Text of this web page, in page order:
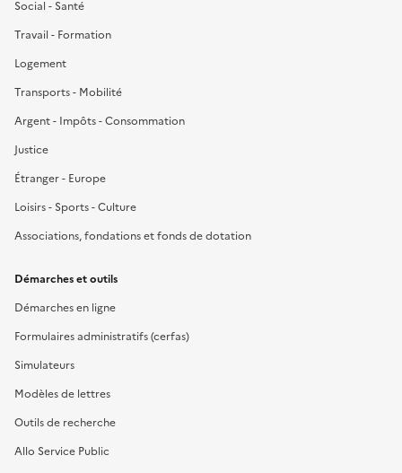
Social - Santé
Travail - Formation
Logement
Transports - Mobilité
Argent - Impôts - Consommation
Justice
Étranger - Europe
Loisirs - Sports - Culture
Associations, fondations et fonds de dotation
Démarches et outils
Démarches en ligne
Formulaires administratifs (cerfas)
Simulateurs
Modèles de lettres
Outils de recherche
Allo Service Public